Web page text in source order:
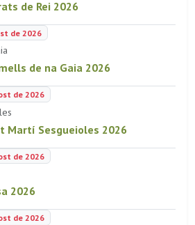
de Rei 2026
de 2026
de na Gaia 2026
de 2026
Martí Sesgueioles 2026
de 2026
2026
de 2026